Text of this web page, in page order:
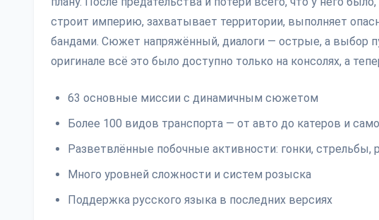
строит империю, захватывает территории, выполняет
бандами. Сюжет напряжённый, диалоги — острые, а выбор
оригинале всё это было доступно только на консолях, а
63 основные миссии с динамичным сюжетом
Более 100 видов транспорта — от авто до катеров и
Разветвлённые побочные активности: гонки, стрельбы,
Много уровней сложности и систем розыска
Поддержка русского языка в последних версиях